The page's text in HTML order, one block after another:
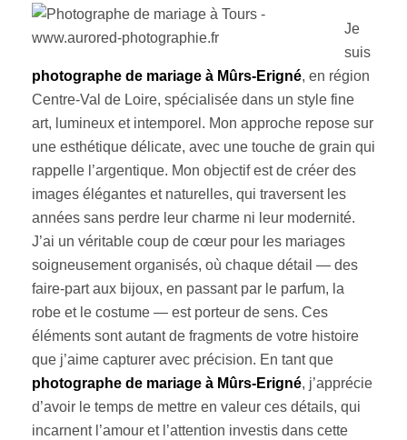
Je
suis
photographe de mariage à Mûrs-Erigné, en région
Centre-Val de Loire, spécialisée dans un style fine
art, lumineux et intemporel. Mon approche repose sur
une esthétique délicate, avec une touche de grain qui
rappelle l’argentique. Mon objectif est de créer des
images élégantes et naturelles, qui traversent les
années sans perdre leur charme ni leur modernité.
J’ai un véritable coup de cœur pour les mariages
soigneusement organisés, où chaque détail — des
faire-part aux bijoux, en passant par le parfum, la
robe et le costume — est porteur de sens. Ces
éléments sont autant de fragments de votre histoire
que j’aime capturer avec précision. En tant que
photographe de mariage à Mûrs-Erigné, j’apprécie
d’avoir le temps de mettre en valeur ces détails, qui
incarnent l’amour et l’attention investis dans cette